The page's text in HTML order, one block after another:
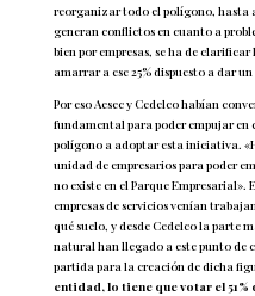
reorganizar todo el polígono, hasta
generan conflictos en cuanto a
bien por empresas, se ha de
amarrar a ese 25% dispuesto a dar
Por eso Aesec y Cedelco habían
fundamental para poder empujar en
polígono a adoptar esta iniciativa.
unidad de empresarios para poder
no existe en el Parque Empresarial».
empresas de servicios venían
qué suelo, y desde Cedelco la parte
natural han llegado a este punto de
partida para la creación de dicha
entidad, lo tiene que votar el